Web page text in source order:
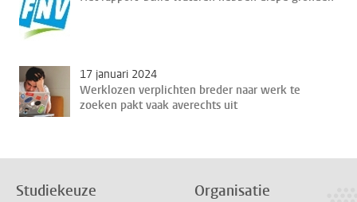
17 januari 2024
Werklozen verplichten breder naar werk te
zoeken pakt vaak averechts uit
Studiekeuze Organisatie